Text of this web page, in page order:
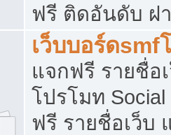
ฟรี ติดอันดับ ฝ
เว็บบอร์ดsmf
แจกฟรี รายชื่อ
โปรโมท
ฟรี รายชื่อเว็บ